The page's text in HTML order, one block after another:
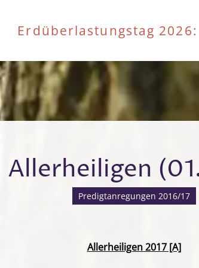
Erdüberlastungstag 2026
Allerheiligen
Predigtanregungen 2016/17
Allerheiligen 2017 [A]